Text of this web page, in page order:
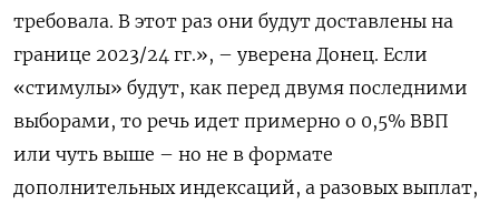
требовала. В этот раз они будут доставлены на
границе 2023/24 гг.», – уверена Донец. Если
«стимулы» будут, как перед двумя последними
выборами, то речь идет примерно о 0,5% ВВП
или чуть выше – но не в формате
дополнительных индексаций, а разовых выплат,